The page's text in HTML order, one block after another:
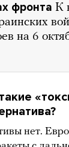
фронта К
на 6
нет.